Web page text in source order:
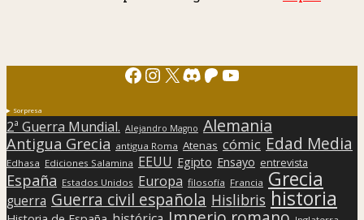
Facebook
Instagram
X Discord
Patreon
YouTube
Sorpresa
2ª Guerra Mundial. Alejandro Magno Alemania
Antigua Grecia antigua Roma Atenas cómic Edad Media
Edhasa Ediciones Salamina EEUU Egipto Ensayo entrevista
España Estados Unidos Europa filosofía Francia Grecia
guerra Guerra civil española Hislibris historia